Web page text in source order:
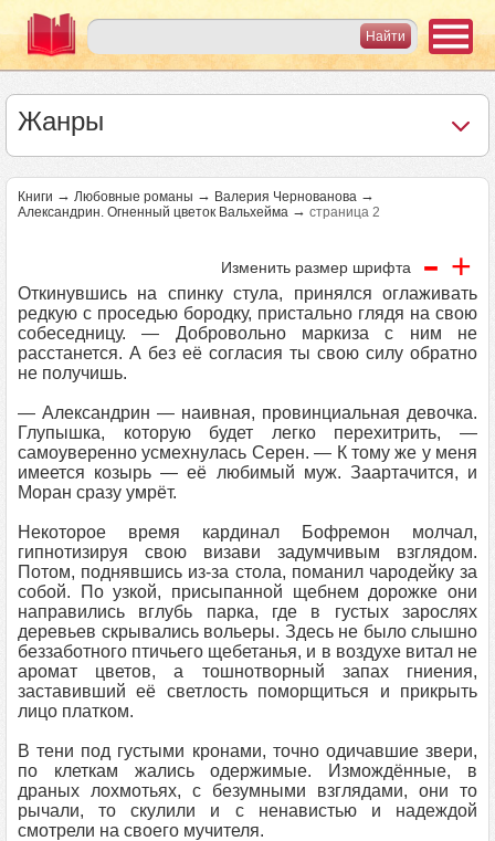
Жанры
Книги → Любовные романы → Валерия Чернованова →
Александрин. Огненный цветок Вальхейма → страница 2
Изменить размер шрифта - +
Откинувшись на спинку стула, принялся оглаживать
редкую с проседью бородку, пристально глядя на свою
собеседницу. — Добровольно маркиза с ним не
расстанется. А без её согласия ты свою силу обратно
не получишь.
— Александрин — наивная, провинциальная девочка.
Глупышка, которую будет легко перехитрить, —
самоуверенно усмехнулась Серен. — К тому же у меня
имеется козырь — её любимый муж. Заартачится, и
Моран сразу умрёт.
Некоторое время кардинал Бофремон молчал,
гипнотизируя свою визави задумчивым взглядом.
Потом, поднявшись из-за стола, поманил чародейку за
собой. По узкой, присыпанной щебнем дорожке они
направились вглубь парка, где в густых зарослях
деревьев скрывались вольеры. Здесь не было слышно
беззаботного птичьего щебетанья, и в воздухе витал не
аромат цветов, а тошнотворный запах гниения,
заставивший её светлость поморщиться и прикрыть
лицо платком.
В тени под густыми кронами, точно одичавшие звери,
по клеткам жались одержимые. Измождённые, в
драных лохмотьях, с безумными взглядами, они то
рычали, то скулили и с ненавистью и надеждой
смотрели на своего мучителя.